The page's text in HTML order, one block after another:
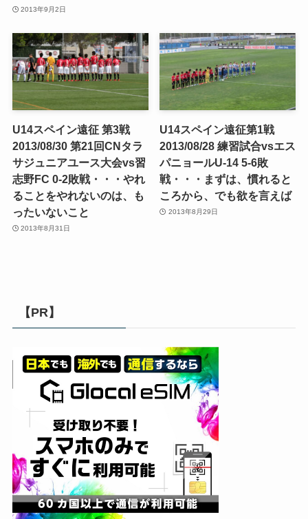
2013年9月2日
U14スペイン遠征 第3戦
2013/08/30 第21回CNタラ
サジュニアユース大会vs習
志野FC 0-2敗戦・・・やれ
ることをやれないのは、も
ったいないこと
2013年8月31日
U14スペイン遠征第1戦
2013/08/28 練習試合vsエス
パニョールU-14 5-6敗
戦・・・まずは、慣れると
ころから、でも欲を言えば
2013年8月29日
【PR】